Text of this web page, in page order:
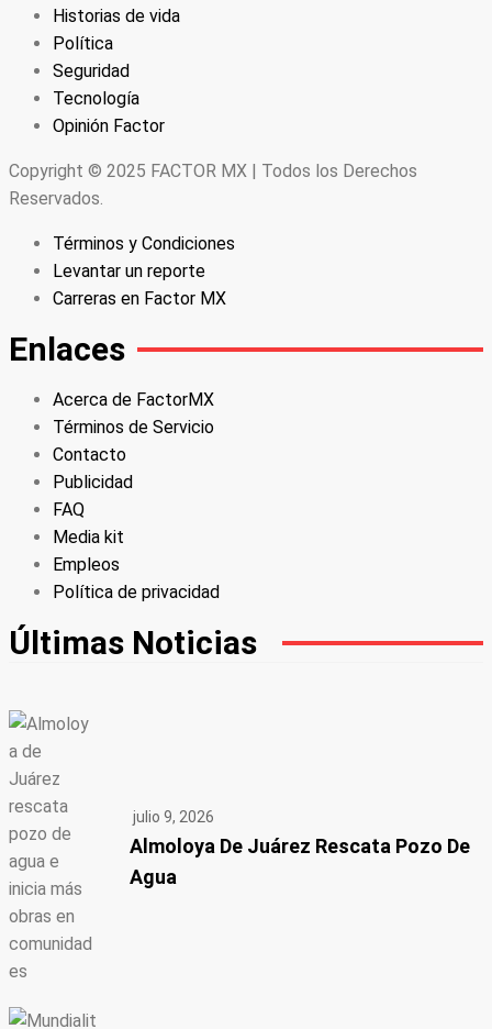
Historias de vida
Política
Seguridad
Tecnología
Opinión Factor
Copyright © 2025 FACTOR MX | Todos los Derechos
Reservados.
Términos y Condiciones
Levantar un reporte
Carreras en Factor MX
Enlaces
Acerca de FactorMX
Términos de Servicio
Contacto
Publicidad
FAQ
Media kit
Empleos
Política de privacidad
Últimas Noticias
julio 9, 2026
Almoloya De Juárez Rescata Pozo De
Agua